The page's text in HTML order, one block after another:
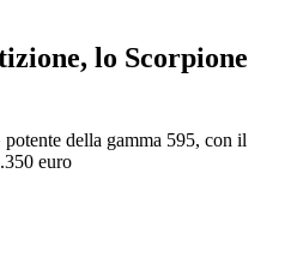
lo Scorpione
della gamma 595, con il
euro